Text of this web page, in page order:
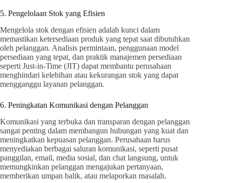
5. Pengelolaan Stok yang Efisien
Mengelola stok dengan efisien adalah kunci dalam
memastikan ketersediaan produk yang tepat saat dibutuhkan
oleh pelanggan. Analisis permintaan, penggunaan model
persediaan yang tepat, dan praktik manajemen persediaan
seperti Just-in-Time (JIT) dapat membantu perusahaan
menghindari kelebihan atau kekurangan stok yang dapat
mengganggu layanan pelanggan.
6. Peningkatan Komunikasi dengan Pelanggan
Komunikasi yang terbuka dan transparan dengan pelanggan
sangat penting dalam membangun hubungan yang kuat dan
meningkatkan kepuasan pelanggan. Perusahaan harus
menyediakan berbagai saluran komunikasi, seperti pusat
panggilan, email, media sosial, dan chat langsung, untuk
memungkinkan pelanggan mengajukan pertanyaan,
memberikan umpan balik, atau melaporkan masalah.